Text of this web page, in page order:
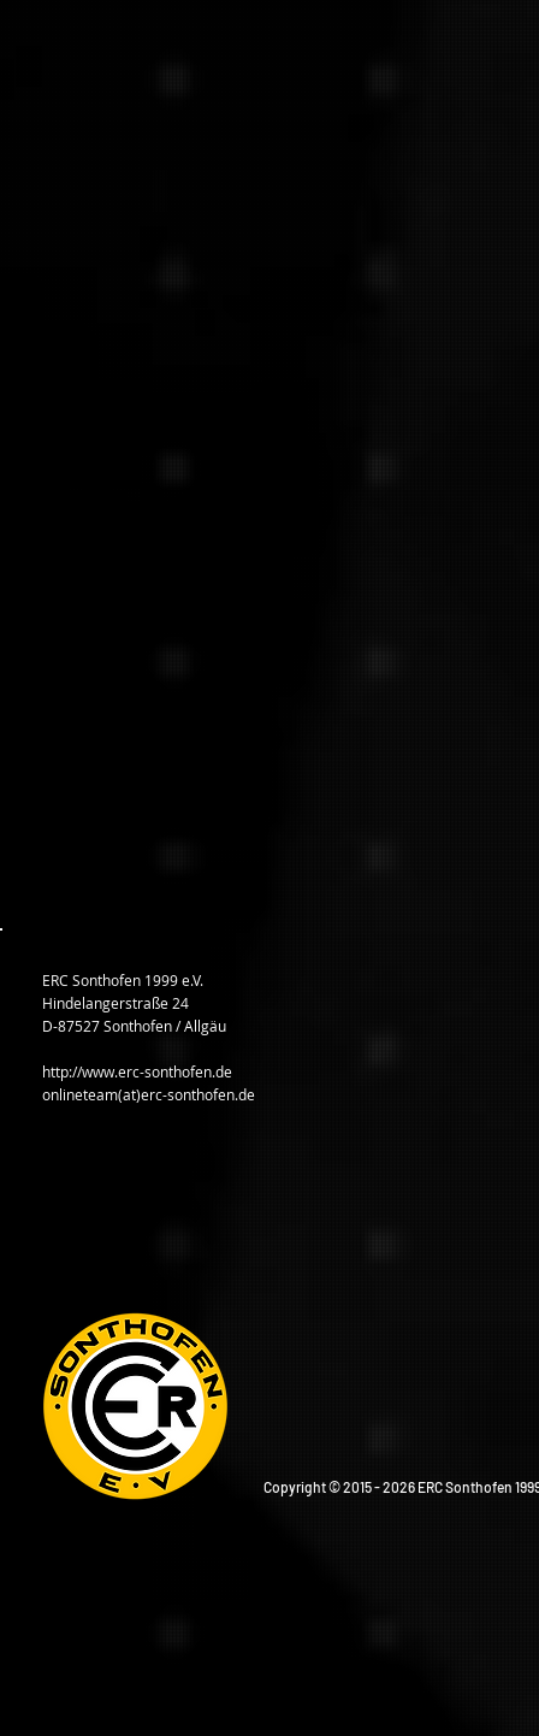
ERC Sonthofen 1999 e.V.
Hindelangerstraße 24
D-87527 Sonthofen / Allgäu
http://www.erc-sonthofen.de
onlineteam(at)erc-sonthofen.de
Copyright © 2015 - 2026 ERC Sonthofen